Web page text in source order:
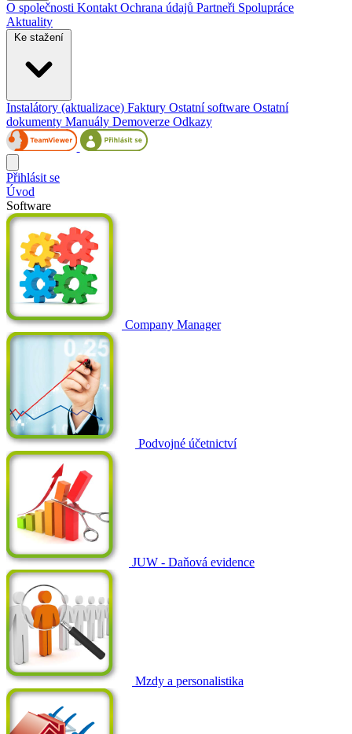
O společnosti Kontakt Ochrana údajů Partneři Spolupráce
Aktuality
Ke stažení
Instalátory (aktualizace) Faktury Ostatní software Ostatní
dokumenty Manuály Demoverze Odkazy
Přihlásit se
Úvod
Software
Company Manager
Podvojné účetnictví
JUW - Daňová evidence
Mzdy a personalistika